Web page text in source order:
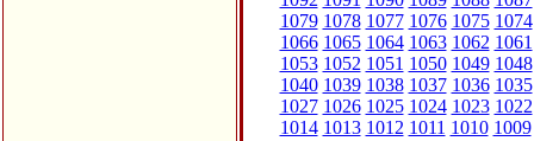
1079 1078 1077 1076 1075 1074
1066 1065 1064 1063 1062 1061
1053 1052 1051 1050 1049 1048
1040 1039 1038 1037 1036 1035
1027 1026 1025 1024 1023 1022
1014 1013 1012 1011 1010 1009